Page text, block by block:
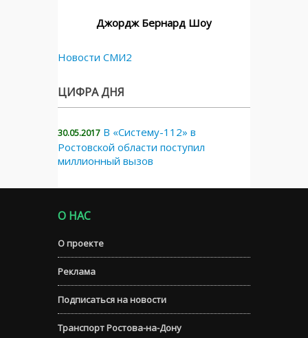
Джордж Бернард Шоу
Новости СМИ2
ЦИФРА ДНЯ
30.05.2017 В «Систему-112» в
Ростовской области поступил
миллионный вызов
О НАС
О проекте
Реклама
Подписаться на новости
Транспорт Ростова-на-Дону